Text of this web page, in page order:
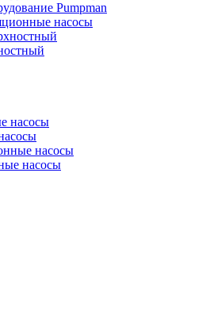
Pumpman
насосы
насосы